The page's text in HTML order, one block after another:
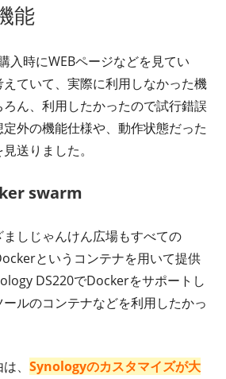
能
入時にWEBページなどを見てい
ていて、実際に利用しなかった機
ん、利用したかったので試行錯誤
外の機能仕様や、動作状態だった
送りました。
swarm
しじゃんけん広場もすべての
というコンテナを用いて提供
DS220でDockerをサポートし
ルのコンテナなどを利用したかっ
、 Synologyのカスタマイズが大